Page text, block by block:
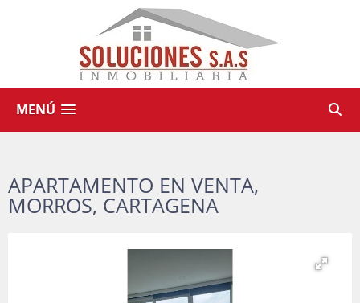
MENÚ
APARTAMENTO EN VENTA,
MORROS, CARTAGENA